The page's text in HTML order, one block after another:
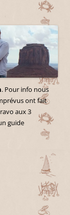
. Pour info nous
ont fait
aux 3
guide